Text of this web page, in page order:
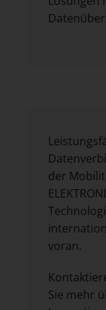
der
voran.
Sie mehr